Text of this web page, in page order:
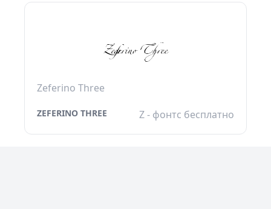
Zeferino Three
ZEFERINO THREE Z - фонтс бесплатно